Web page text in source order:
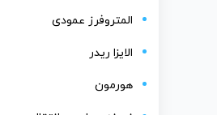
المتروفرز عمودی
الایزا ریدر
هورمون